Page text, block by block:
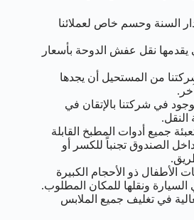
السنة وحسم خاص لعملائنا
نقل عفش الدوحة بأسعار
من المستحيل أن يجدها
في شركتنا بالإتقان في
النقل.
جميع أدوات المطبخ القابلة
الصندوق تجنباً للكسر أو
الأطفال ذو الأحجام الكبيرة
ونقلها للمكان المطلوب.
في تغليف جميع الملابس